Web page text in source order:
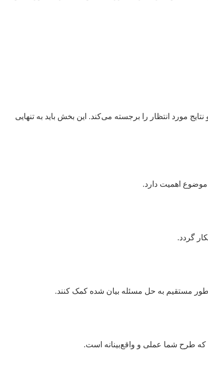
مورد انتظار را برجسته می‌کند. این بخش باید به تنهایی
اهمیت دارد.
گردد.
که طرح شما عملی و واقع‌بینانه است.